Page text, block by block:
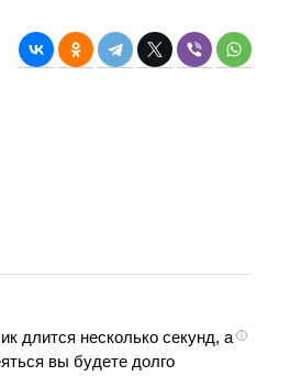
i
длится несколько секунд, а
вы будете долго